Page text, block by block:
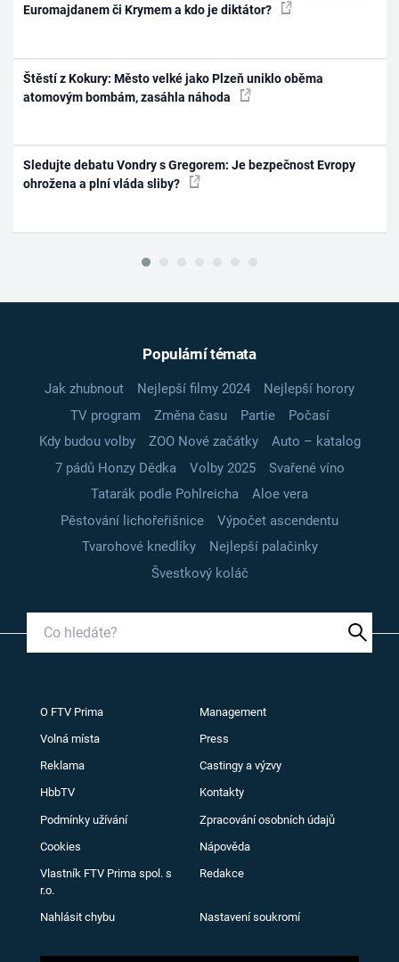
Euromajdanem či Krymem a kdo je diktátor?
Štěstí z Kokury: Město velké jako Plzeň uniklo oběma
atomovým bombám, zasáhla náhoda
Sledujte debatu Vondry s Gregorem: Je bezpečnost Evropy
ohrožena a plní vláda sliby?
Populární témata
Jak zhubnout Nejlepší filmy 2024
Nejlepší horory
TV program
Změna času Partie
Počasí
Kdy budou volby
ZOO Nové začátky
Auto – katalog
7 pádů Honzy Dědka
Volby 2025
Svařené víno
Tatarák podle Pohlreicha
Aloe vera
Pěstování lichořeřišnice
Výpočet ascendentu
Tvarohové knedlíky
Nejlepší palačinky
Švestkový koláč
O FTV Prima Management
Volná místa Press
Reklama Castingy a výzvy
HbbTV Kontakty
Podmínky užívání Zpracování osobních údajů
Cookies Nápověda
Vlastník FTV Prima spol. s
r.o.
Redakce
Nahlásit chybu Nastavení soukromí